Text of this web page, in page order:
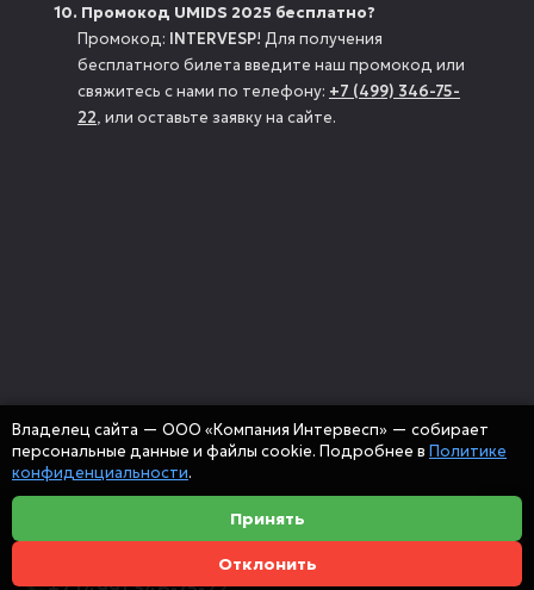
10. Промокод UMIDS 2025 бесплатно?
Промокод: INTERVESP! Для получения
бесплатного билета введите наш промокод или
свяжитесь с нами по телефону: +7 (499) 346-75-
22, или оставьте заявку на сайте.
Владелец сайта — ООО «Компания Интервесп» — собирает
персональные данные и файлы cookie. Подробнее в Политике
конфиденциальности.
Принять
Отклонить